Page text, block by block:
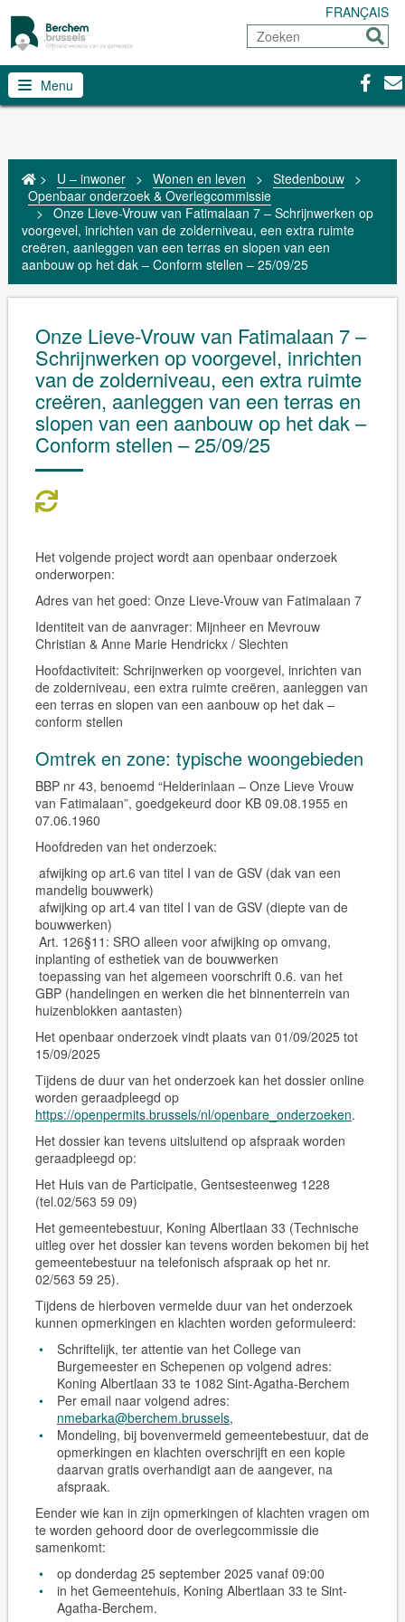
FRANÇAIS
Zoeken
Sturen
Menu
> U – inwoner > Wonen en leven > Stedenbouw
>
Openbaar onderzoek & Overlegcommissie
> Onze Lieve-Vrouw van Fatimalaan 7 – Schrijnwerken op
voorgevel, inrichten van de zolderniveau, een extra ruimte
creëren, aanleggen van een terras en slopen van een
aanbouw op het dak – Conform stellen – 25/09/25
Onze Lieve-Vrouw van Fatimalaan 7 –
Schrijnwerken op voorgevel, inrichten
van de zolderniveau, een extra ruimte
creëren, aanleggen van een terras en
slopen van een aanbouw op het dak –
Conform stellen – 25/09/25
Het volgende project wordt aan openbaar onderzoek
onderworpen:
Adres van het goed: Onze Lieve-Vrouw van Fatimalaan 7
Identiteit van de aanvrager: Mijnheer en Mevrouw
Christian & Anne Marie Hendrickx / Slechten
Hoofdactiviteit: Schrijnwerken op voorgevel, inrichten van
de zolderniveau, een extra ruimte creëren, aanleggen van
een terras en slopen van een aanbouw op het dak –
conform stellen
Omtrek en zone: typische woongebieden
BBP nr 43, benoemd “Helderinlaan – Onze Lieve Vrouw
van Fatimalaan”, goedgekeurd door KB 09.08.1955 en
07.06.1960
Hoofdreden van het onderzoek:
afwijking op art.6 van titel I van de GSV (dak van een
mandelig bouwwerk)
afwijking op art.4 van titel I van de GSV (diepte van de
bouwwerken)
Art. 126§11: SRO alleen voor afwijking op omvang,
inplanting of esthetiek van de bouwwerken
toepassing van het algemeen voorschrift 0.6. van het
GBP (handelingen en werken die het binnenterrein van
huizenblokken aantasten)
Het openbaar onderzoek vindt plaats van 01/09/2025 tot
15/09/2025
Tijdens de duur van het onderzoek kan het dossier online
worden geraadpleegd op
https://openpermits.brussels/nl/openbare_onderzoeken.
Het dossier kan tevens uitsluitend op afspraakworden
geraadpleegd op:
Het Huis van de Participatie, Gentsesteenweg 1228
(tel.02/563 59 09)
Het gemeentebestuur, Koning Albertlaan 33 (Technische
uitleg over het dossier kan tevens worden bekomen bij het
gemeentebestuur na telefonisch afspraak op het nr.
02/563 59 25).
Tijdens de hierboven vermelde duur van het onderzoek
kunnen opmerkingen en klachten worden geformuleerd:
Schriftelijk, ter attentie van het College van
Burgemeester en Schepenen op volgend adres:
Koning Albertlaan 33 te 1082 Sint-Agatha-Berchem
Per email naar volgend adres:
nmebarka@berchem.brussels,
Mondeling, bij bovenvermeld gemeentebestuur, dat de
opmerkingen en klachten overschrijft en een kopie
daarvan gratis overhandigt aan de aangever, na
afspraak.
Eender wie kan in zijn opmerkingen of klachten vragen om
te worden gehoord door de overlegcommissie die
samenkomt:
op donderdag 25 september 2025 vanaf 09:00
in het Gemeentehuis, Koning Albertlaan 33 te Sint-
Agatha-Berchem.